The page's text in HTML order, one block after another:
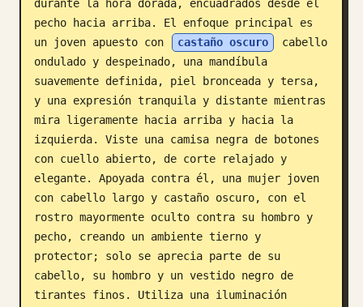
durante la hora dorada, encuadrados desde el
pecho hacia arriba. El enfoque principal es
un joven apuesto con
castaño oscuro
cabello
ondulado y despeinado, una mandíbula
suavemente definida, piel bronceada y tersa,
y una expresión tranquila y distante mientras
mira ligeramente hacia arriba y hacia la
izquierda. Viste una camisa negra de botones
con cuello abierto, de corte relajado y
elegante. Apoyada contra él, una mujer joven
con cabello largo y castaño oscuro, con el
rostro mayormente oculto contra su hombro y
pecho, creando un ambiente tierno y
protector; solo se aprecia parte de su
cabello, su hombro y un vestido negro de
tirantes finos. Utiliza una iluminación